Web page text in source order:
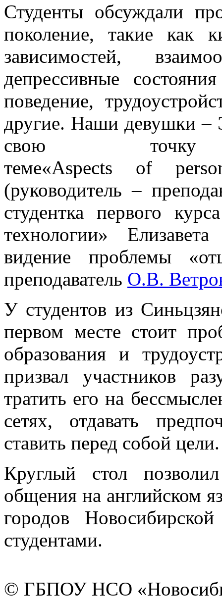
Студенты обсуждали
поколение, такие как
зависимостей,
депрессивные
поведение,
другие. Наши девушки –
свою
теме«Aspects of
(руководитель –
студентка первого
технологии»
видение проблемы
преподаватель О.В.
У студентов из
первом месте стоит
образования и
призвал участников
тратить его на
сетях, отдавать
ставить перед собой цели.
Круглый стол
общения на английском
городов
студентами.
© ГБПОУ НСО